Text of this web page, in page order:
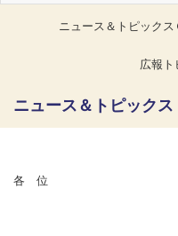
ニュース＆トピックス
広報ト
ニュース＆トピックス
各 位